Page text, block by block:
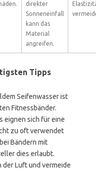
direkter
Sonneneinfall
kann das
Material
angreifen.
Tipps
Seifenwasser ist
Fitnessbänder.
eignen sich für eine
zu oft verwendet
Bändern mit
dies erlaubt.
der Luft und vermeide